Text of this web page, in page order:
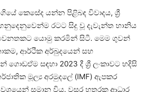
කෙසේද යන්න පිළිබඳ විවාදය, ශ්‍රී
රටට සිදු වූ දැවැන්ත හානිය
යොමු කරමින් සිටී. මෙම ගුවන්
ආර්ථික අර්බුදයෙන් සහ
සඳහා 2023 දී ශ්‍රී ලංකාවට හදිසි
මූල්‍ය අරමුදලේ (IMF) ඇපකර
සමාන විය. වසර හතරක ආධාර